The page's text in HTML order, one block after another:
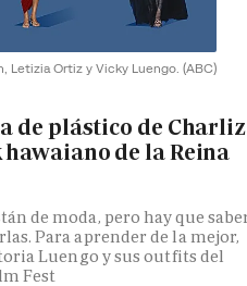
Letizia Ortiz y Vicky Luengo. (ABC)
de plástico de
de la Reina
de moda, pero hay que
Para aprender de la mejor,
Luengo y sus outfits del
Fest